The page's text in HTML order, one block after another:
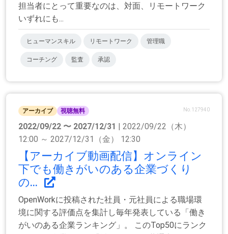
担当者にとって重要なのは、対面、リモートワーク
いずれにも...
ヒューマンスキル リモートワーク 管理職
コーチング 監査 承認
アーカイブ 視聴無料 No.127940
2022/09/22 〜 2027/12/31 | 2022/09/22（木）
12:00 ～ 2027/12/31（金） 12:30
【アーカイブ動画配信】オンライン
下でも働きがいのある企業づくり
の...
OpenWorkに投稿された社員・元社員による職場環
境に関する評価点を集計し毎年発表している「働き
がいのある企業ランキング」。 このTop50にランク